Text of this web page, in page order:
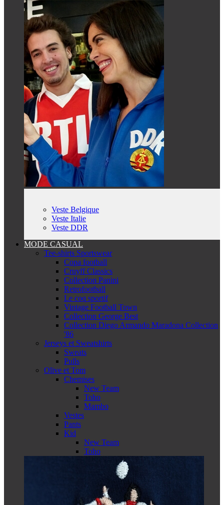
Veste Belgique
Veste Italie
Veste DDR
MODE CASUAL
Tee-shirts Sportswear
Copa football
Cruyff Classics
Collection Panini
Retrofootball
Le coq sportif
Vintage Football Town
Collection George Best
Collection Diego Armando Maradona Collection
'86
Jerseys et Sweatshirts
Sweats
Pulls
Olive et Tom
Chemises
New Team
Toho
Mambo
Vestes
Pants
Kid
New Team
Toho